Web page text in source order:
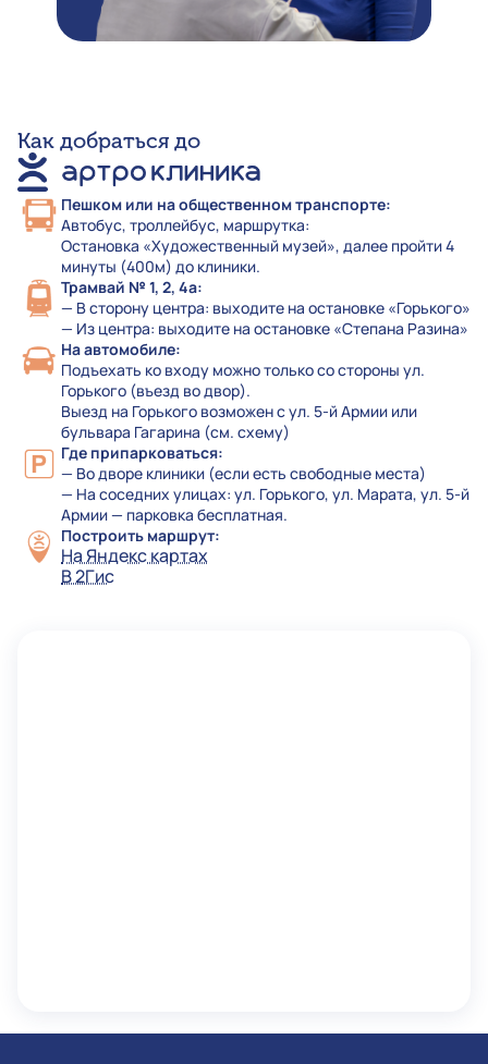
Как добраться до
Пешком или на общественном транспорте:
Автобус, троллейбус, маршрутка:
Остановка «Художественный музей», далее пройти 4
минуты (400м) до клиники.
Трамвай № 1, 2, 4а:
— В сторону центра: выходите на остановке «Горького»
— Из центра: выходите на остановке «Степана Разина»
На автомобиле:
Подъехать ко входу можно только со стороны ул.
Горького (въезд во двор).
Выезд на Горького возможен с ул. 5-й Армии или
бульвара Гагарина (см. схему)
Где припарковаться:
— Во дворе клиники (если есть свободные места)
— На соседних улицах: ул. Горького, ул. Марата, ул. 5-й
Армии — парковка бесплатная.
Построить маршрут:
На Яндекс картах
В 2Гис